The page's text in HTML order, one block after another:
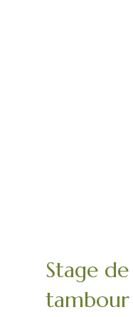
Stage
tambour